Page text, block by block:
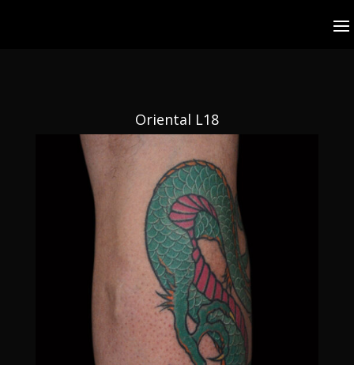
Oriental L18